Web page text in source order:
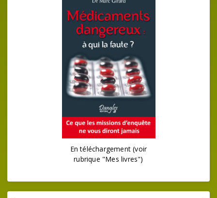
En téléchargement (voir
rubrique "Mes livres")